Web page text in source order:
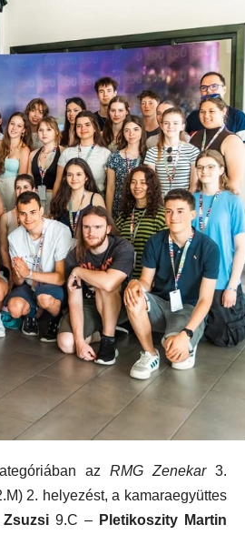
az RMG Zenekar3.
2. helyezést, a kamaraegyüttes
9.C – Pletikoszity Martin